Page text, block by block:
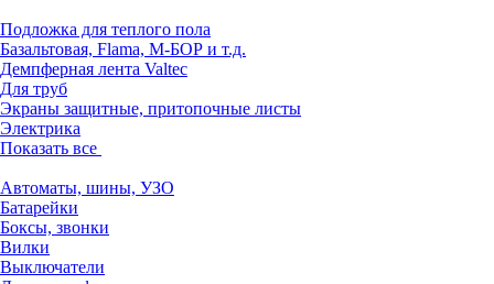
Подложка для теплого пола
Базальтовая, Flama, М-БОР и т.д.
Демпферная лента Valtec
Для труб
Экраны защитные, притопочные листы
Электрика
Показать все
Автоматы, шины, УЗО
Батарейки
Боксы, звонки
Вилки
Выключатели